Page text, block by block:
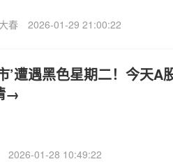
春 2026-01-29 21:00:22
’遭遇黑色星期二！今天A
→
2026-01-28 10:49:22